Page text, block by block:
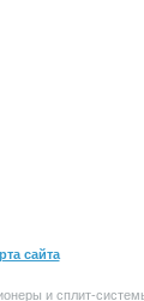
сайта
и сплит-